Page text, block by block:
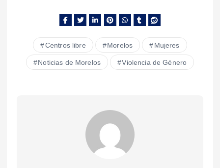
Centros libre Morelos Mujeres
Noticias de Morelos Violencia de Género